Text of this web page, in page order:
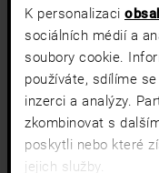
K personalizaci
sociálních médií a
soubory cookie.
používáte, sdílíme
inzerci a analýzy.
zkombinovat s
poskytli nebo které
jejich služby.